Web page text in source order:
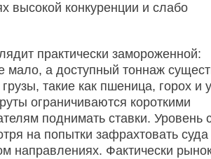
высокой конкуренции и слабо
практически замороженной:
мало, а доступный тоннаж
такие как пшеница, горох и
ограничиваются короткими
поднимать ставки. Уровень
на попытки зафрахтовать
направлениях. Фактически